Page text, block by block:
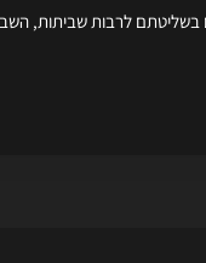
בשליטתם לרבות שביתות,